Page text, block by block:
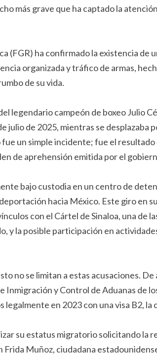
más grave que ha captado la
(FGR) ha confirmado la existencia de
organizada y tráfico de armas,
de su vida.
legendario campeón de boxeo Julio
julio de 2025, mientras se desplazaba
un simple incidente; fue el
de aprehensión emitida por el
bajo custodia en un centro de
hacia México. Este giro en
con el Cártel de Sinaloa, una de
y la posible participación en
no se limitan a estas acusaciones.
y Control de Aduanas de
legalmente en 2023 con una visa B2, la
su estatus migratorio solicitando la
Muñoz, ciudadana